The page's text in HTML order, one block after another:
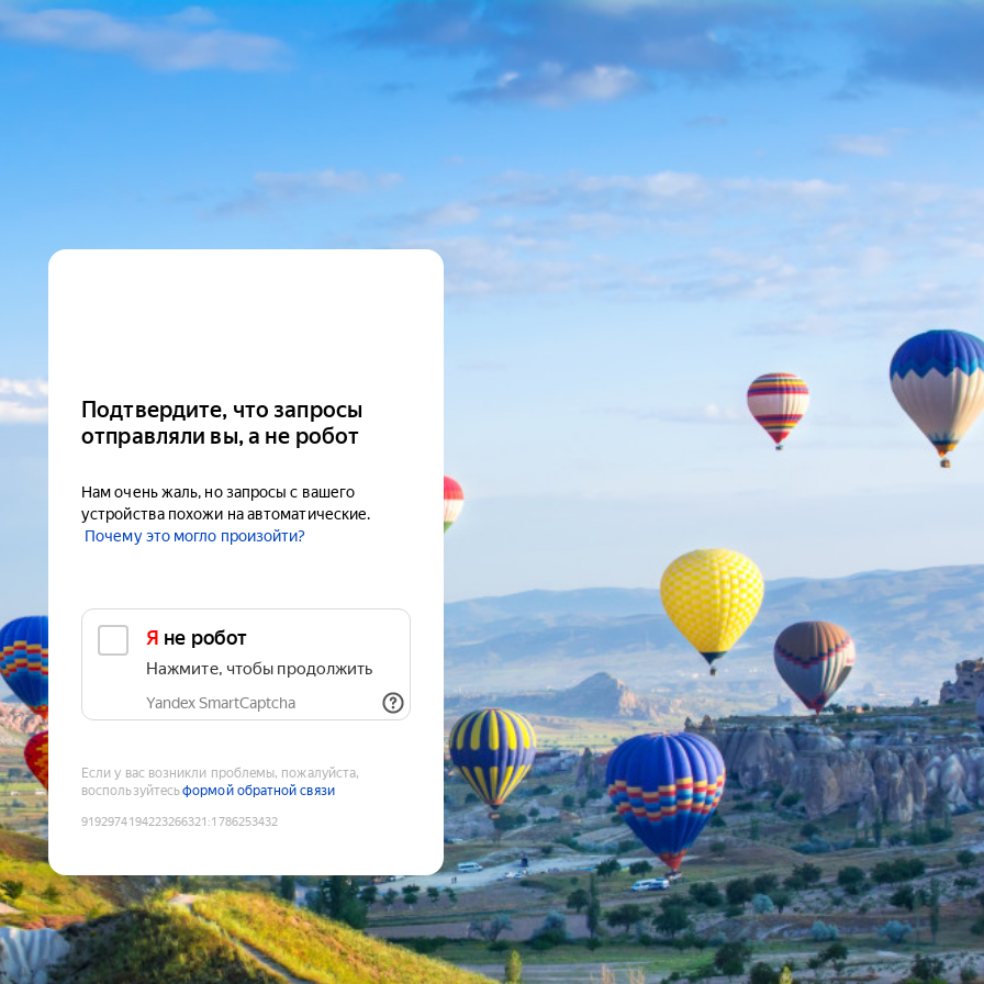
Подтвердите, что запросы
отправляли вы, а не робот
Нам очень жаль, но запросы с вашего
устройства похожи на автоматические.
Почему это могло произойти?
Я не робот
Нажмите, чтобы продолжить
Yandex SmartCaptcha
Если у вас возникли проблемы, пожалуйста,
воспользуйтесьформой обратной связи
9192974194223266321 :1786253432